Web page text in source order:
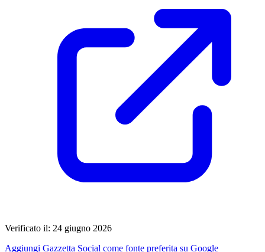
Verificato il: 24 giugno 2026
Aggiungi Gazzetta Social come fonte preferita su Google